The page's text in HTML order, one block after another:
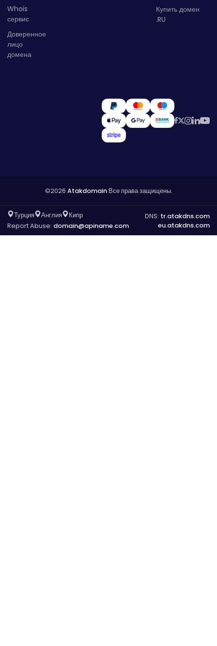
Whois
сервис
Доверенное
лицо
домена
Купить домен
.RU
©2026 AtakdomainВсе права защищены.
Турция Англия
Кипр
Report Abuse: domain@apiname.com
DNS: tr.atakdns.com
eu.atakdns.com